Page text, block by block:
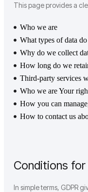
This page provides a
Who we are
What types of data
Why do we collect
How long do we
Third-party services
Who we are Your
How you can
How to contact us
Conditions
In simple terms, GDPR